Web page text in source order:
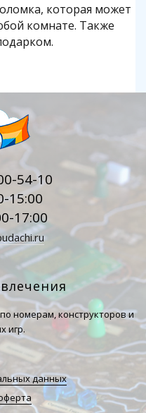
которая может
комнате. Также
54-10
15:00
17:00
номерам, конструкторов и
игр.
данных